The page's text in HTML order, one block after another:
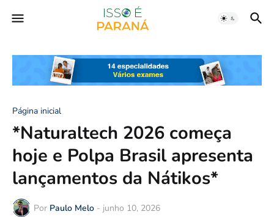
Página inicial
*Naturaltech 2026 começa
hoje e Polpa Brasil apresenta
lançamentos da Nátikos*
Por Paulo Melo - junho 10, 2026